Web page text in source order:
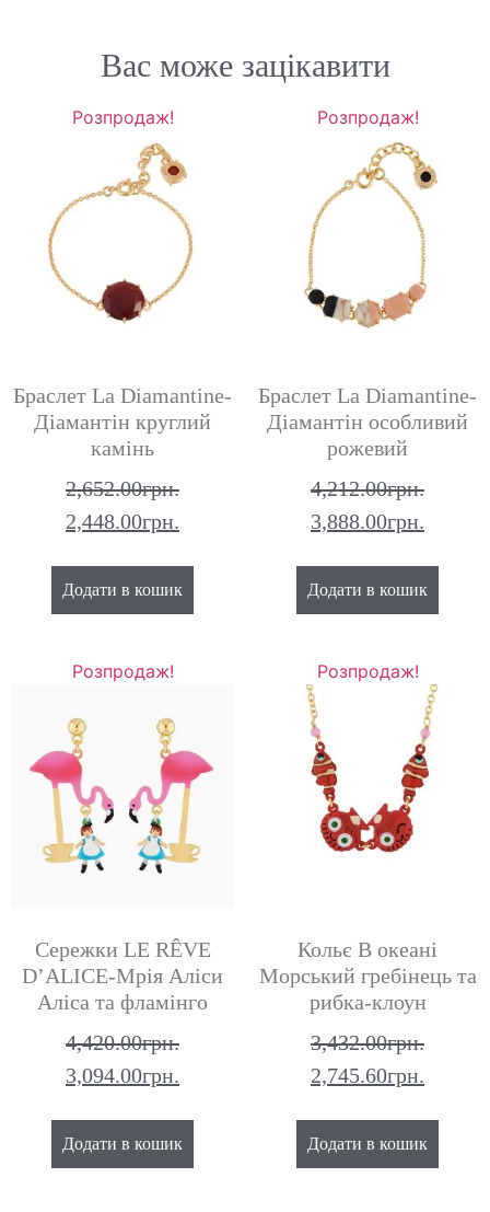
Вас може зацікавити
Розпродаж!
Браслет La Diamantine-
Діамантін круглий
камінь
2,652.00грн.
2,448.00грн.
Додати в кошик
Розпродаж!
Браслет La Diamantine-
Діамантін особливий
рожевий
4,212.00грн.
3,888.00грн.
Додати в кошик
Розпродаж!
Сережки LE RÊVE
D’ALICE-Мрія Аліси
Аліса та фламінго
4,420.00грн.
3,094.00грн.
Додати в кошик
Розпродаж!
Кольє В океані
Морський гребінець та
рибка-клоун
3,432.00грн.
2,745.60грн.
Додати в кошик